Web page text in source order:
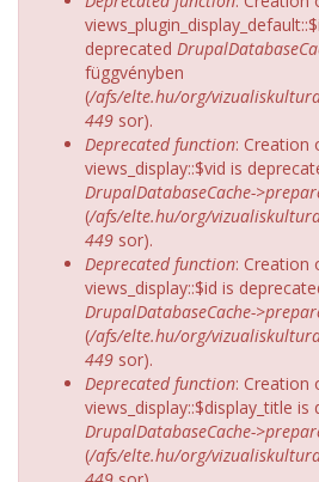
deprecated
függvényben
(/afs/elte.hu/org/
449 sor).
Deprecated function: Creation
views_display::$vid is
DrupalDatabaseCache-
(/afs/elte.hu/org/
449 sor).
Deprecated function: Creation
views_display::$id is
DrupalDatabaseCache-
(/afs/elte.hu/org/
449 sor).
Deprecated function: Creation
views_display::$display_title is
DrupalDatabaseCache-
(/afs/elte.hu/org/